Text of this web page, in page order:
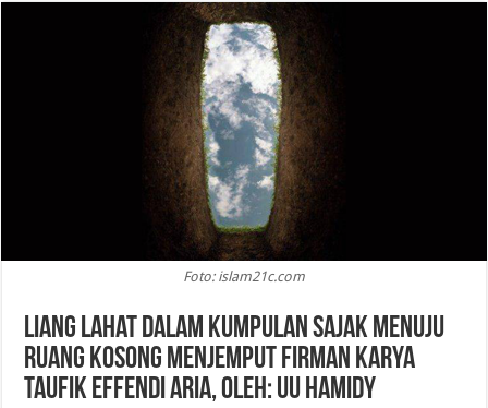
Foto: islam21c.com
Liang Lahat dalam Kumpulan Sajak Menuju
Ruang Kosong Menjemput Firman Karya
Taufik Effendi Aria, Oleh: UU Hamidy